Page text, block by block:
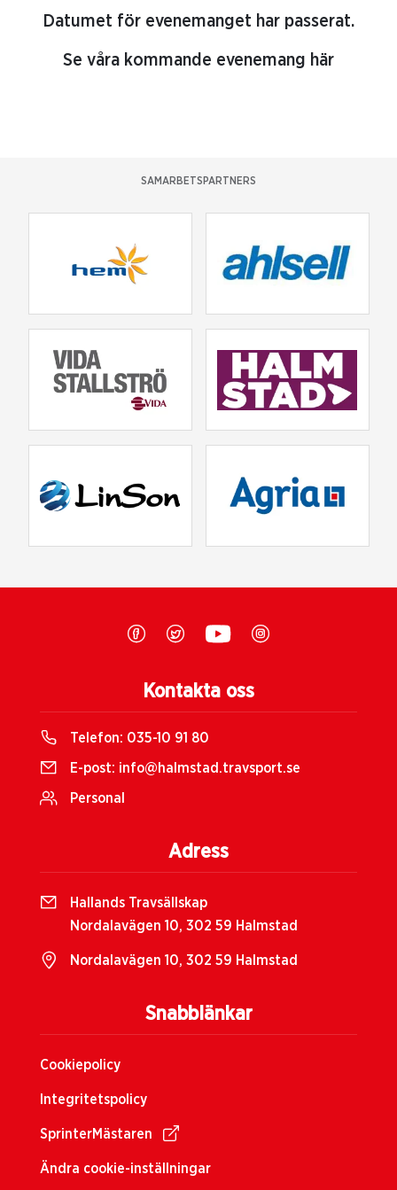
Datumet för evenemanget har passerat.
Se våra kommande evenemang här
SAMARBETSPARTNERS
Snabblänkar
Cookiepolicy
Integritetspolicy
SprinterMästaren
Ändra cookie-inställningar
Kontakta oss
Telefon: 035-10 91 80
E-post: info@halmstad.travsport.se
Personal
Adress
Hallands Travsällskap
Nordalavägen 10, 302 59 Halmstad
Nordalavägen 10, 302 59 Halmstad